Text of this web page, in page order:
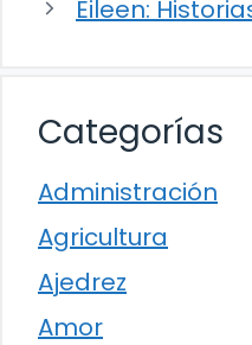
Eileen:
Categorías
Administración
Agricultura
Ajedrez
Amor